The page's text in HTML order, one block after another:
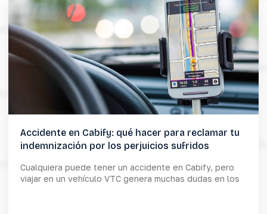
Accidente en Cabify: qué hacer para reclamar tu
indemnización por los perjuicios sufridos
Cualquiera puede tener un accidente en Cabify, pero
viajar en un vehículo VTC genera muchas dudas en los